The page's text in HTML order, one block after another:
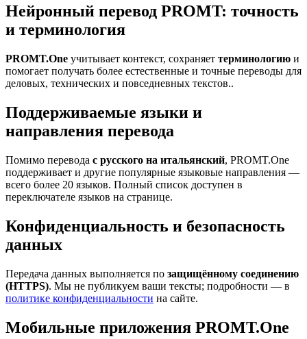
Нейронный перевод PROMT: точность
и терминология
PROMT.One учитывает контекст, сохраняет терминологию и
помогает получать более естественные и точные переводы для
деловых, технических и повседневных текстов..
Поддерживаемые языки и
направления перевода
Помимо перевода с русского на итальянский, PROMT.One
поддерживает и другие популярные языковые направления —
всего более 20 языков. Полный список доступен в
переключателе языков на странице.
Конфиденциальность и безопасность
данных
Передача данных выполняется по защищённому соединению
(HTTPS). Мы не публикуем ваши тексты; подробности — в
политике конфиденциальности на сайте.
Мобильные приложения PROMT.One